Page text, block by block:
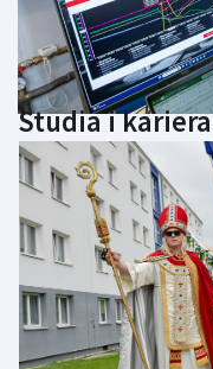
Studia i kariera